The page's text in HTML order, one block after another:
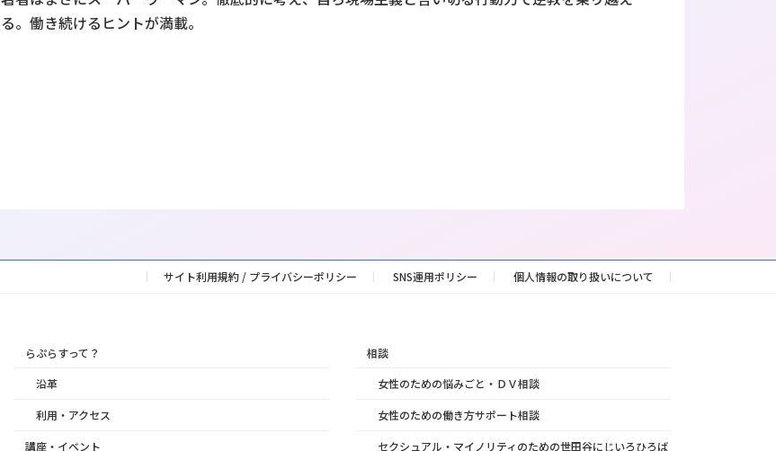
る。働き続けるヒントが満載。
サイト利用規約 / プライバシーポリシー SNS運用ポリシー 個人情報の取り扱いについて
らぷらすって？
沿革
利用・アクセス
講座・イベント
相談
女性のための悩みごと・ＤＶ相談
女性のための働き方サポート相談
セクシュアル・マイノリティのための世田谷にじいろひろば